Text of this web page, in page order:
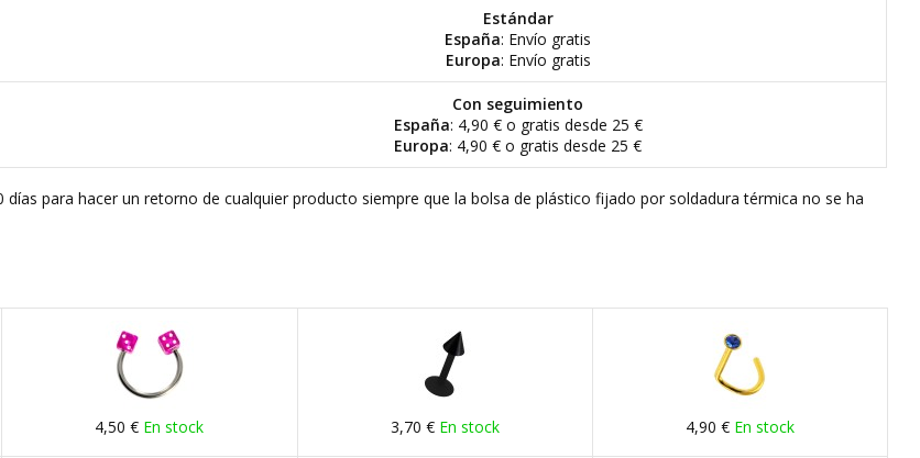
Estándar
España: Envío gratis
Europa: Envío gratis
Con seguimiento
España: 4,90 € o gratis desde 25 €
Europa: 4,90 € o gratis desde 25 €
días para hacer un retorno de cualquier producto siempre que la bolsa de plástico fijado por soldadura térmica no se ha
4,50 € En stock 3,70 € En stock 4,90 € En stock